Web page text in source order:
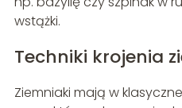
wstążki.
Techniki krojenia
Ziemniaki mają w